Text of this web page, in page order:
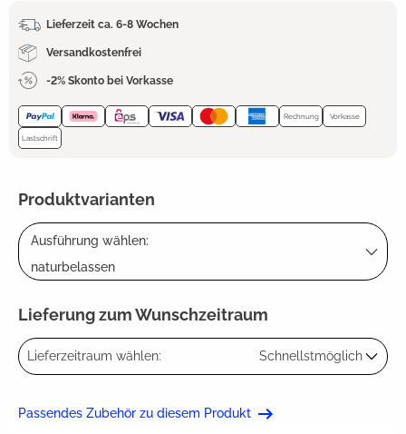
Lieferzeit ca. 6-8 Wochen
Versandkostenfrei
-2% Skonto bei Vorkasse
Rechnung Vorkasse
Lastschrift
Produktvarianten
Ausführung wählen:
naturbelassen
Lieferung zum Wunschzeitraum
Lieferzeitraum wählen: Schnellstmöglich
Passendes Zubehör zu diesem Produkt